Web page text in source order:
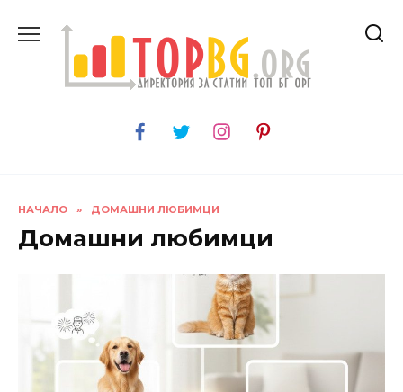
НАЧАЛО » ДОМАШНИ ЛЮБИМЦИ
Домашни любимци